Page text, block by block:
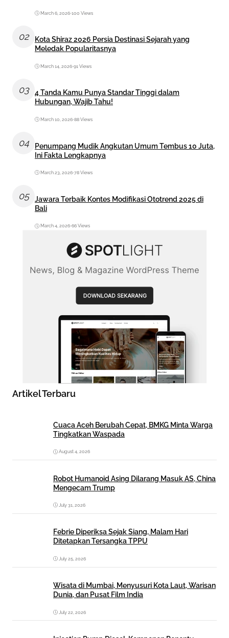
March 6, 2026•100 Views
02
Kota Shiraz 2026 Persia Destinasi Sejarah yang
Meledak Popularitasnya
March 14, 2026•91 Views
03
4 Tanda Kamu Punya Standar Tinggi dalam
Hubungan, Wajib Tahu!
March 10, 2026•88 Views
04
Penumpang Mudik Angkutan Umum Tembus 10 Juta,
Ini Fakta Lengkapnya
March 23, 2026•78 Views
05
Jawara Terbaik Kontes Modifikasi Ototrend 2025 di
Bali
March 4, 2026•66 Views
Artikel Terbaru
Cuaca Aceh Berubah Cepat, BMKG Minta Warga
Tingkatkan Waspada
August 4, 2026
Robot Humanoid Asing Dilarang Masuk AS, China
Mengecam Trump
July 31, 2026
Febrie Diperiksa Sejak Siang, Malam Hari
Ditetapkan Tersangka TPPU
July 25, 2026
Wisata di Mumbai, Menyusuri Kota Laut, Warisan
Dunia, dan Pusat Film India
July 22, 2026